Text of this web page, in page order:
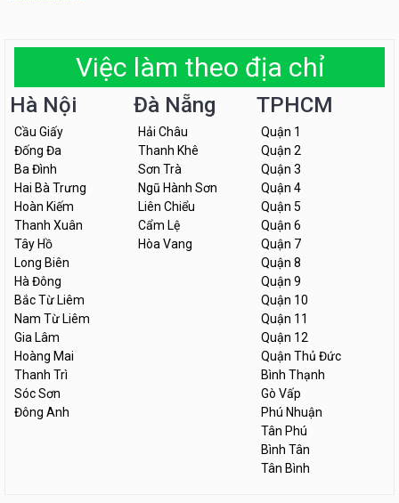
Việc làm theo địa chỉ
Hà Nội
Cầu Giấy
Đống Đa
Ba Đình
Hai Bà Trưng
Hoàn Kiếm
Thanh Xuân
Tây Hồ
Long Biên
Hà Đông
Bắc Từ Liêm
Nam Từ Liêm
Gia Lâm
Hoàng Mai
Thanh Trì
Sóc Sơn
Đông Anh
Đà Nẵng
Hải Châu
Thanh Khê
Sơn Trà
Ngũ Hành Sơn
Liên Chiểu
Cẩm Lệ
Hòa Vang
TPHCM
Quận 1
Quận 2
Quận 3
Quận 4
Quận 5
Quận 6
Quận 7
Quận 8
Quận 9
Quận 10
Quận 11
Quận 12
Quận Thủ Đức
Bình Thạnh
Gò Vấp
Phú Nhuận
Tân Phú
Bình Tân
Tân Bình